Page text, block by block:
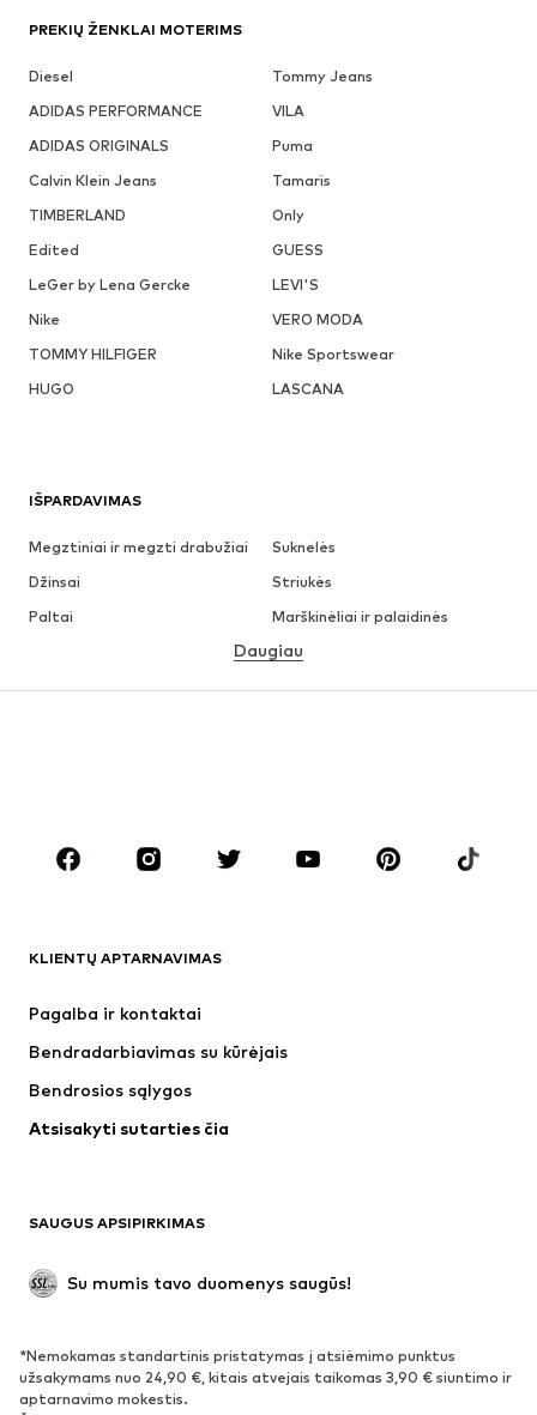
PREKIŲ ŽENKLAI MOTERIMS
Diesel
Tommy Jeans
ADIDAS PERFORMANCE
VILA
ADIDAS ORIGINALS
Puma
Calvin Klein Jeans
Tamaris
TIMBERLAND
Only
Edited
GUESS
LeGer by Lena Gercke
LEVI'S
Nike
VERO MODA
TOMMY HILFIGER
Nike Sportswear
HUGO
LASCANA
IŠPARDAVIMAS
Megztiniai ir megzti drabužiai
Suknelės
Džinsai
Striukės
Paltai
Marškinėliai ir palaidinės
Apatiniai
Sijonai
Palaidinės ir tunikos
Aksesuarai
Premium
Naujienos
Apatiniai
Paltai
Proginiai
Išskirtiniai
BATAI
Naujienos
Daugiau
KLIENTŲ APTARNAVIMAS
Pagalba ir kontaktai
Bendradarbiavimas su kūrėjais
Bendrosios sąlygos
Atsisakyti sutarties čia
SAUGUS APSIPIRKIMAS
Su mumis tavo duomenys saugūs!
*Nemokamas standartinis pristatymas į atsiėmimo punktus
užsakymams nuo 24,90 €, kitais atvejais taikomas 3,90 € siuntimo ir
aptarnavimo mokestis.